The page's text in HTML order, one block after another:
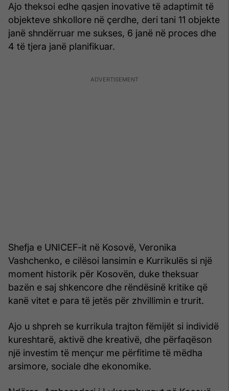
Ajo theksoi edhe qasjen inovative të adaptimit të
objekteve shkollore në çerdhe, deri tani 11 objekte
janë shndërruar me sukses, 6 janë në proces dhe
4 të tjera janë planifikuar.
Shefja e UNICEF-it në Kosovë, Veronika
Vashchenko, e cilësoi lansimin e Kurrikulës si një
moment historik për Kosovën, duke theksuar
bazën e saj shkencore dhe rëndësinë kritike që
kanë vitet e para të jetës për zhvillimin e trurit.
Ajo u shpreh se kurrikula trajton fëmijët si individë
kureshtarë, aktivë dhe kreativë, dhe përfaqëson
një investim të mençur me përfitime të mëdha
arsimore, sociale dhe ekonomike.